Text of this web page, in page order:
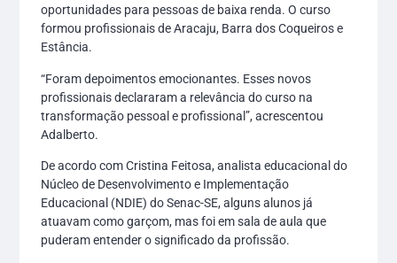
oportunidades para pessoas de baixa renda. O curso
formou profissionais de Aracaju, Barra dos Coqueiros e
Estância.
“Foram depoimentos emocionantes. Esses novos
profissionais declararam a relevância do curso na
transformação pessoal e profissional”, acrescentou
Adalberto.
De acordo com Cristina Feitosa, analista educacional do
Núcleo de Desenvolvimento e Implementação
Educacional (NDIE) do Senac-SE, alguns alunos já
atuavam como garçom, mas foi em sala de aula que
puderam entender o significado da profissão.